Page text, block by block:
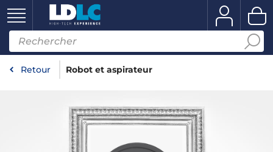
Retour Robot et aspirateur